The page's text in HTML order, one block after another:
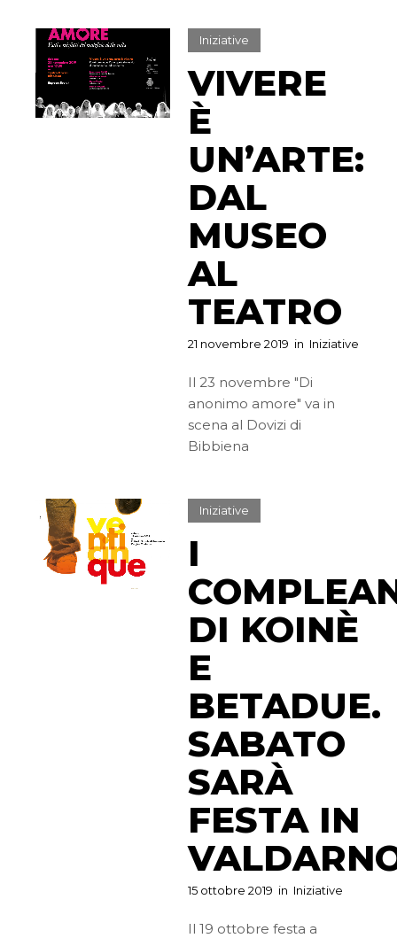
Iniziative
VIVERE
È
UN’ARTE:
DAL
MUSEO
AL
TEATRO
21 novembre 2019 in Iniziative
Il 23 novembre "Di
anonimo amore" va in
scena al Dovizi di
Bibbiena
Iniziative
I
DI KOINÈ
E
BETADUE.
SABATO
SARÀ
FESTA IN
15 ottobre 2019 in Iniziative
Il 19 ottobre festa a